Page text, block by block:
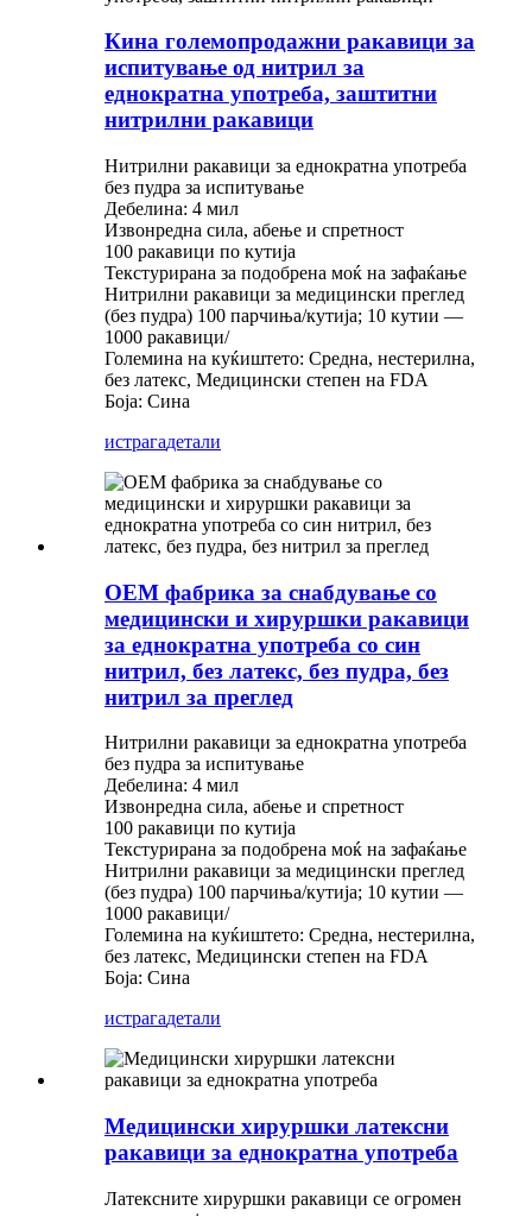
Кина големопродажни ракавици за
испитување од нитрил за
еднократна употреба, заштитни
нитрилни ракавици
Нитрилни ракавици за еднократна употреба
без пудра за испитување
Дебелина: 4 мил
Извонредна сила, абење и спретност
100 ракавици по кутија
Текстурирана за подобрена моќ на зафаќање
Нитрилни ракавици за медицински преглед
(без пудра) 100 парчиња/кутија; 10 кутии —
1000 ракавици/
Големина на куќиштето: Средна, нестерилна,
без латекс, Медицински степен на FDA
Боја: Сина
истрагадетали
ОЕМ фабрика за снабдување со
медицински и хируршки ракавици
за еднократна употреба со син
нитрил, без латекс, без пудра, без
нитрил за преглед
Нитрилни ракавици за еднократна употреба
без пудра за испитување
Дебелина: 4 мил
Извонредна сила, абење и спретност
100 ракавици по кутија
Текстурирана за подобрена моќ на зафаќање
Нитрилни ракавици за медицински преглед
(без пудра) 100 парчиња/кутија; 10 кутии —
1000 ракавици/
Големина на куќиштето: Средна, нестерилна,
без латекс, Медицински степен на FDA
Боја: Сина
истрагадетали
Медицински хируршки латексни
ракавици за еднократна употреба
Латексните хируршки ракавици се огромен